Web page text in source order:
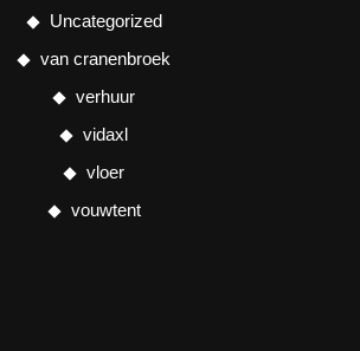
Uncategorized
van cranenbroek
verhuur
vidaxl
vloer
vouwtent